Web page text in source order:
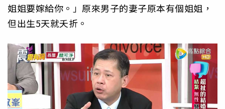
姐姐要嫁給你。」原來男子的妻子原本有個姐姐，
但出生5天就夭折。